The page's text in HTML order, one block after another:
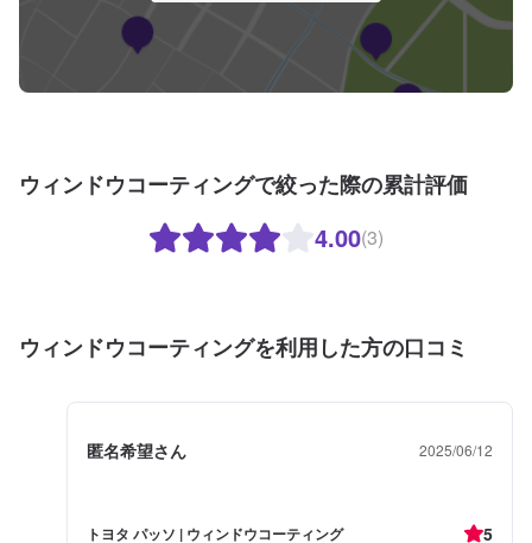
ウィンドウコーティングで絞った際の累計評価
4.00(3)
ウィンドウコーティングを利用した方の口コミ
匿名希望さん 2025/06/12
トヨタ パッソ | ウィンドウコーティング 5